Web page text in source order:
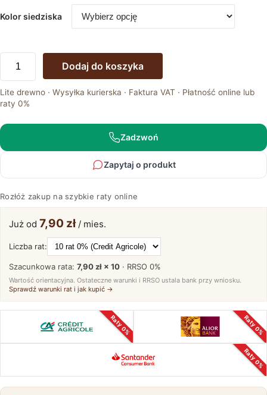
Kolor siedziska
Krzesło
Wir
Drewniane
Dodaj do koszyka
Lite drewno · Wysyłka kurierska · Faktura VAT · Płatność online lub
raty 0%
Zadzwoń
Zapytaj o produkt
Rozłóż zakup na szybkie raty online
Już od 7,90 zł/ mies.
Liczba rat:
Szacunkowa rata: 7,90 zł × 10 · RRSO 0%
Wartość orientacyjna. Ostateczne warunki i RRSO ustala bank przy wniosku.
Sprawdź warunki rat i jak kupić →
Raty 0%
Raty 0%
Raty 0%